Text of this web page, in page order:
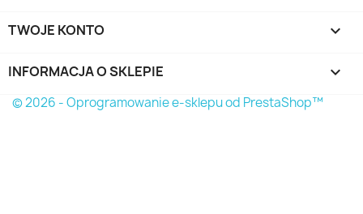
TWOJE KONTO 
INFORMACJA O SKLEPIE keyboard_arrow_down
© 2026 - Oprogramowanie e-sklepu od PrestaShop™